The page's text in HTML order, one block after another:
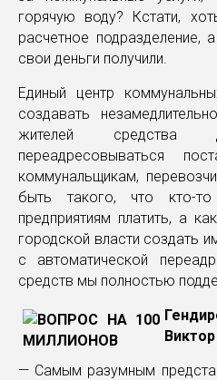
горячую воду? Кстати,
расчетное
свои деньги получили.
Единый центр
создавать
жителей
переадресовываться
коммунальщикам,
быть такого, что кто-
предприятиям платить, а
городской власти создать
с автоматической
средств мы полностью
— Самым разумным